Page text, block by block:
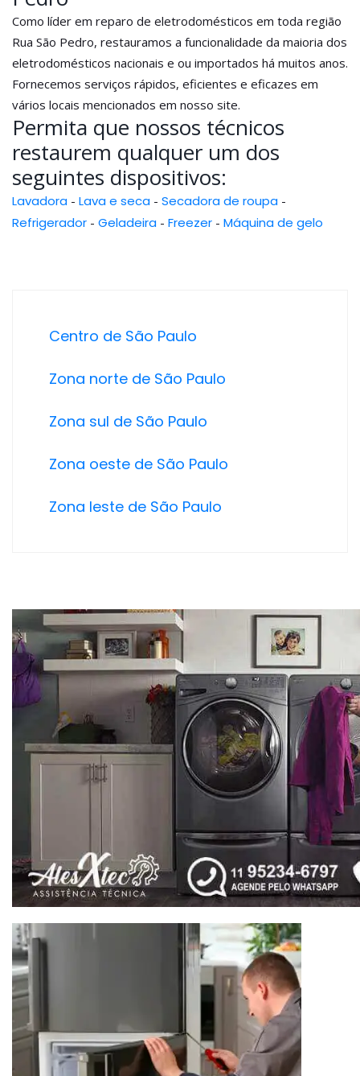
Como líder em reparo de eletrodomésticos em toda região
Rua São Pedro, restauramos a funcionalidade da maioria dos
eletrodomésticos nacionais e ou importados há muitos anos.
Fornecemos serviços rápidos, eficientes e eficazes em
vários locais mencionados em nosso site.
Permita que nossos técnicos
restaurem qualquer um dos
seguintes dispositivos:
Lavadora - Lava e seca - Secadora de roupa -
Refrigerador - Geladeira - Freezer - Máquina de gelo
Centro de São Paulo
Zona norte de São Paulo
Zona sul de São Paulo
Zona oeste de São Paulo
Zona leste de São Paulo